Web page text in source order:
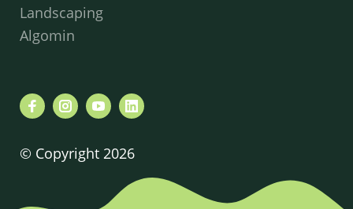
Landscaping
Algomin
© Copyright 2026